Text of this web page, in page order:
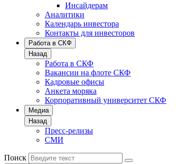
Инсайдерам
Аналитики
Календарь инвестора
Контакты для инвесторов
Работа в СКФ
Назад
Работа в СКФ
Вакансии на флоте СКФ
Кадровые офисы
Анкета моряка
Корпоративный университет СКФ
Медиа
Назад
Пресс-релизы
СМИ
Поиск